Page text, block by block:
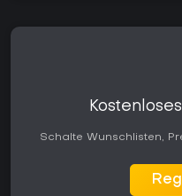
Schalte Wunschlisten,